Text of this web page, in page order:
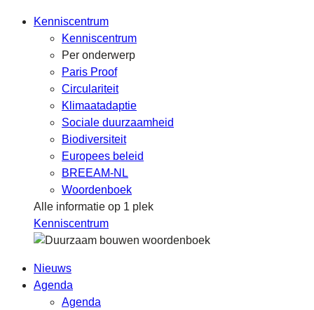
Kenniscentrum
Kenniscentrum
Per onderwerp
Paris Proof
Circulariteit
Klimaatadaptie
Sociale duurzaamheid
Biodiversiteit
Europees beleid
BREEAM-NL
Woordenboek
Alle informatie op 1 plek
Kenniscentrum
Nieuws
Agenda
Agenda